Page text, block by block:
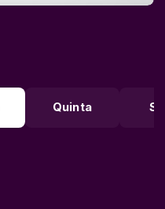
Quinta